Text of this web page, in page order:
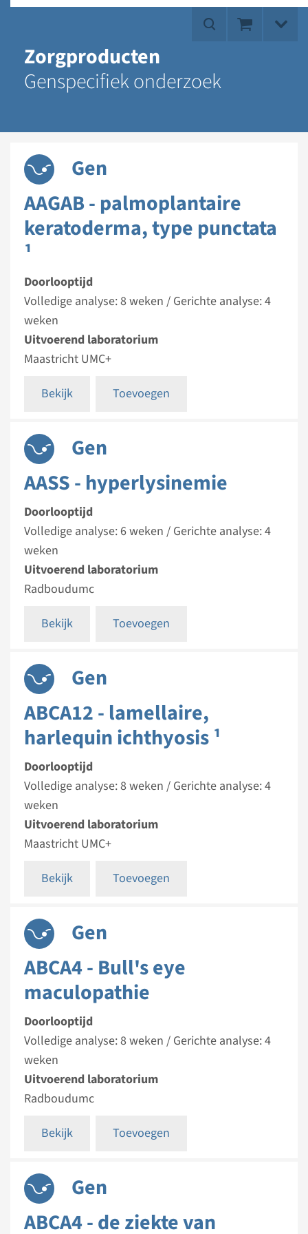
Zorgproducten
Genspecifiek onderzoek
Gen
AAGAB - palmoplantaire
keratoderma, type punctata
¹
Doorlooptijd
Volledige analyse: 8 weken / Gerichte analyse: 4
weken
Uitvoerend laboratorium
Maastricht UMC+
Bekijk
Toevoegen
Gen
AASS - hyperlysinemie
Doorlooptijd
Volledige analyse: 6 weken / Gerichte analyse: 4
weken
Uitvoerend laboratorium
Radboudumc
Bekijk
Toevoegen
Gen
ABCA12 - lamellaire,
harlequin ichthyosis ¹
Doorlooptijd
Volledige analyse: 8 weken / Gerichte analyse: 4
weken
Uitvoerend laboratorium
Maastricht UMC+
Bekijk
Toevoegen
Gen
ABCA4 - Bull's eye
maculopathie
Doorlooptijd
Volledige analyse: 8 weken / Gerichte analyse: 4
weken
Uitvoerend laboratorium
Radboudumc
Bekijk
Toevoegen
Gen
ABCA4 - de ziekte van